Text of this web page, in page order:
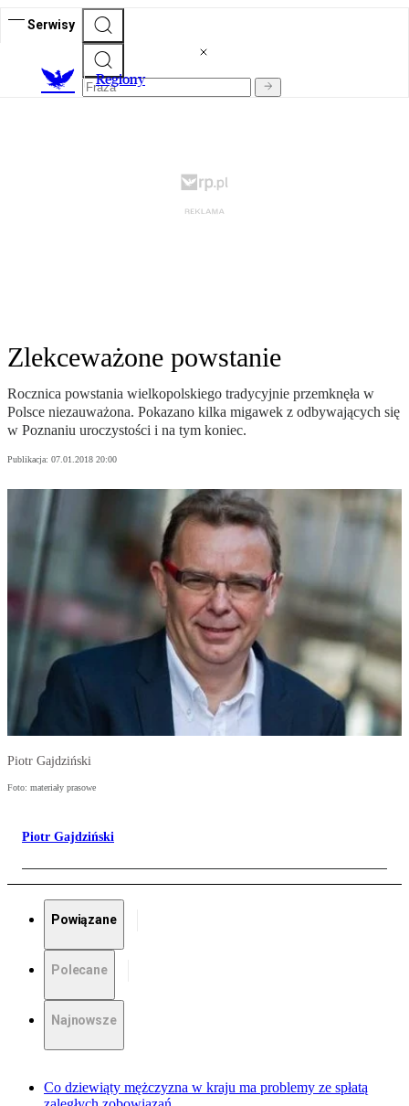
Serwisy
Regiony
Zlekceważone powstanie
Rocznica powstania wielkopolskiego tradycyjnie przemknęła w
Polsce niezauważona. Pokazano kilka migawek z odbywających się
w Poznaniu uroczystości i na tym koniec.
Publikacja: 07.01.2018 20:00
Piotr Gajdziński
Foto: materiały prasowe
Piotr Gajdziński
Powiązane
Polecane
Najnowsze
Co dziewiąty mężczyzna w kraju ma problemy ze spłatą